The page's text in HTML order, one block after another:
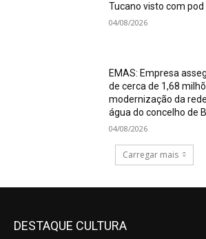
Tucano visto com pod
04/08/2026
EMAS: Empresa
de cerca de 1,68
modernização da
água do concelho de
04/08/2026
Carregar mais
DESTAQUE CULTURA